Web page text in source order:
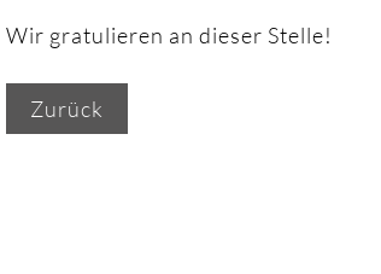
Wir gratulieren an dieser Stelle!
Zurück